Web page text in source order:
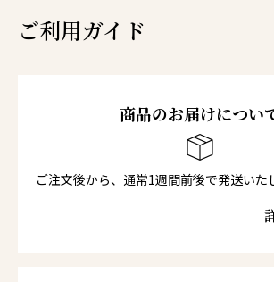
ご利用ガイド
商品のお届けについ
ご注文後から、通常1週間前後で発送いた